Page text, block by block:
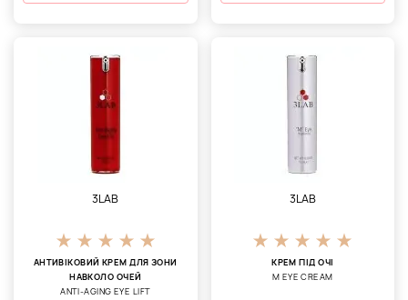
3LAB
АНТИВІКОВИЙ КРЕМ ДЛЯ ЗОНИ
НАВКОЛО ОЧЕЙ
ANTI-AGING EYE LIFT
3LAB
КРЕМ ПІД ОЧІ
M EYE СREAM